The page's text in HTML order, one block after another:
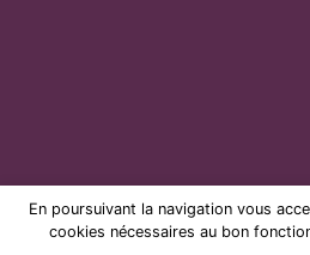
En poursuivant la navigation vous
cookies nécessaires au bon